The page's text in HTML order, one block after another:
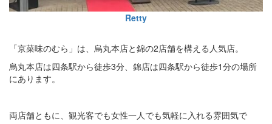
Retty
「京菜味のむら」は、烏丸本店と錦の2店舗を構える人気店。
烏丸本店は四条駅から徒歩3分、錦店は四条駅から徒歩1分の場所
にあります。
両店舗ともに、観光客でも女性一人でも気軽に入れる雰囲気で